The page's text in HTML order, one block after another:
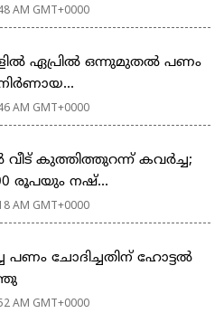
AM GMT+0000
ഏപ്രില്‍ ഒന്നുമുതല്‍ പണം
നിര്‍ണായ...
AM GMT+0000
വീട് കുത്തിത്തുറന്ന് കവർച്ച;
രൂപയും നഷ്...
AM GMT+0000
പണം ചോദിച്ചതിന് ഹോട്ടൽ
AM GMT+0000